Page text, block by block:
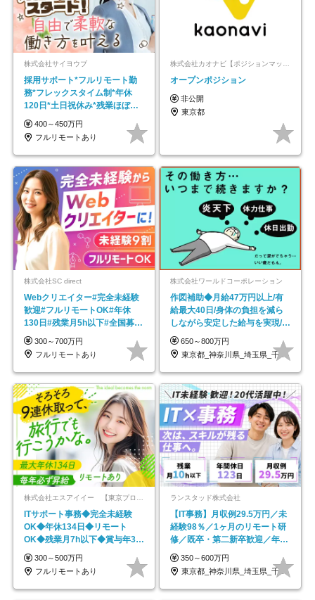
株式会社サイヨウブ
採用サポート*フルリモート勤
務*フレックスタイム制*年休
120日*土日祝休み*残業ほぼな
し*育児中社員8割以上
400～450万円
フルリモートあり
株式会社カオナビ【ポジションマッチ登録】
オープンポジション
非公開
東京都
株式会社SC direct
Webクリエイター#完全未経験
歓迎#フルリモートOK#年休
130日#残業月5h以下#全国募集
#最大1年の研修
300～700万円
フルリモートあり
株式会社ワールドコーポレーション
作図補助◆月給47万円以上/有
給最大40日/身体の負担を減ら
しながら安定した給与を実現/転
勤なし/p10
650～800万円
東京都_神奈川県_埼玉県_千葉県_大阪府…
株式会社エスアイイー 【東京プロマーケット上場】
ITサポート事務◆完全未経験
OK◆年休134日◆リモート
OK◆残業月7h以下◆賞与年3回
◆5年目まで必ず昇給
300～500万円
フルリモートあり
ランスタッド株式会社
【IT事務】月収例29.5万円／未
経験98％／1ヶ月のリモート研
修／既卒・第二新卒歓迎／年間
休日123日/OW
350～600万円
東京都_神奈川県_埼玉県_千葉県_大阪府…